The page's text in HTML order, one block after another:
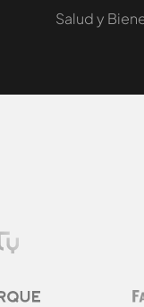
Salud y